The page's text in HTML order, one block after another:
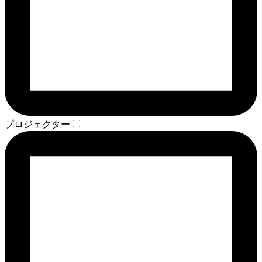
プロジェクター